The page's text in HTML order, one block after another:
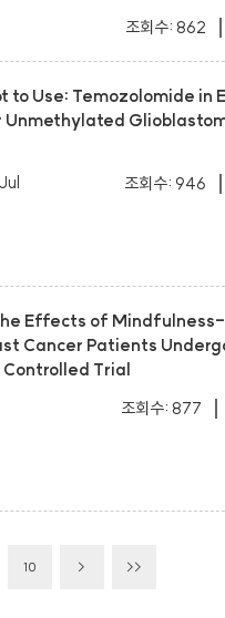
조회수: 862
to Use: Temozolomide in
Unmethylated
조회수: 946
Effects of Mindfulness-
Cancer Patients
Trial
조회수: 877
10 > >>